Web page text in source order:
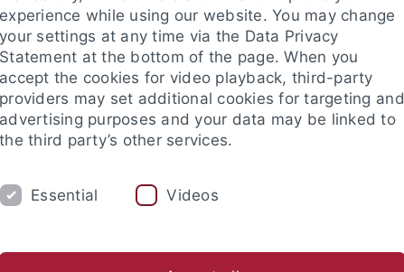
STUDIUM FORSCHUNG EINRICHTUNGEN
und Publikationen Campusleben Im Dialog Karriere
experience while using our website. You may change
your settings at any time via the Data Privacy
Statement at the bottom of the page. When you
accept the cookies for video playback, third-party
providers may set additional cookies for targeting and
advertising purposes and your data may be linked to
the third party’s other services.
Essential Videos